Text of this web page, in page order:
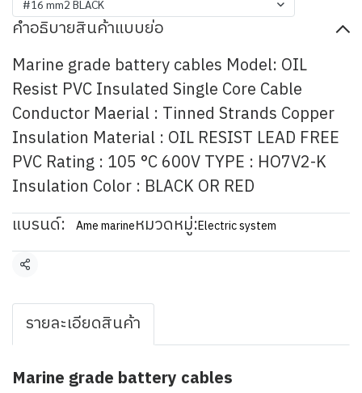
#16 mm2 BLACK
คำอธิบายสินค้าแบบย่อ
Marine grade battery cables Model: OIL
Resist PVC Insulated Single Core Cable
Conductor Maerial : Tinned Strands Copper
Insulation Material : OIL RESIST LEAD FREE
PVC Rating : 105 °C 600V TYPE : HO7V2-K
Insulation Color : BLACK OR RED
แบรนด์:
Ame marineหมวดหมู่:Electric system
แชร์
รายละเอียดสินค้า
Marine grade battery cables